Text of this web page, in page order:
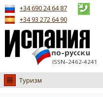
ISSN–2462-4241
+34 690 24 64 87
+34 93 272 64 90
Испания
Туризм